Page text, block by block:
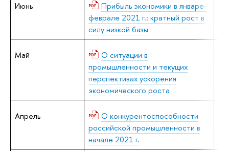
Июнь
Прибыль экономики в январе-
феврале 2021 г.: кратный рост в
силу низкой базы
Май
О ситуации в
промышленности и текущих
перспективах ускорения
экономического роста
Апрель
О конкурентоспособности
российской промышленности в
начале 2021 г.